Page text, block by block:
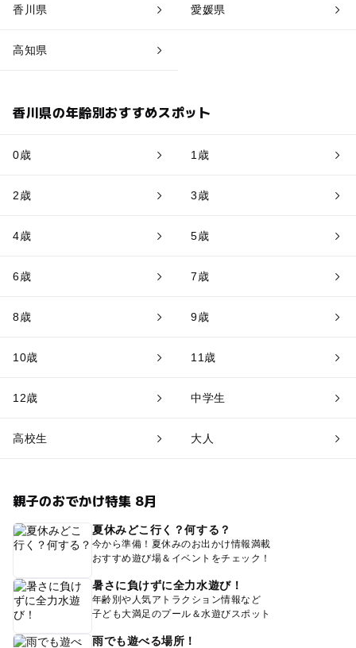
香川県 愛媛県
高知県
香川県の年齢別おすすめスポット
0歳 1歳
2歳 3歳
4歳 5歳
6歳 7歳
8歳 9歳
10歳 11歳
12歳 中学生
高校生 大人
親子のおでかけ特集 8月
夏休みどこ行く？何する？
今から準備！夏休みのお出かけ情報満載
おすすめ遊び場＆イベントをチェック！
暑さに負けずに全力水遊び！
年齢別や人気アトラクション情報など
子ども大満足のプール＆水遊びスポット
雨でも遊べる場所！